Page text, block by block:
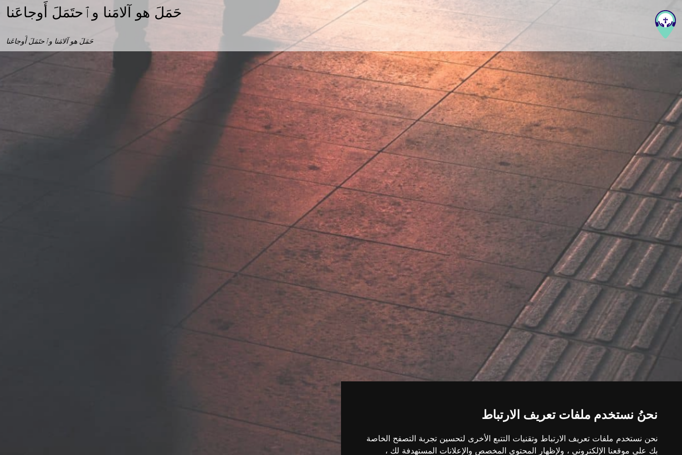
نحنُ نستخدم ملفات تعريف الارتباط
نحن نستخدم ملفات تعريف الارتباط وتقنيات التتبع الأخرى لتحسين تجربة التصفح الخاصة
بك على موقعنا الإلكتروني ، ولإظهار المحتوى المخصص والإعلانات المستهدفة لك ،
حَمَلَ هو آلامَنا وٱحتَمَلَ أَوجاعَنا
حَمَلَ هو آلامَنا وٱحتَمَلَ أَوجاعَنا